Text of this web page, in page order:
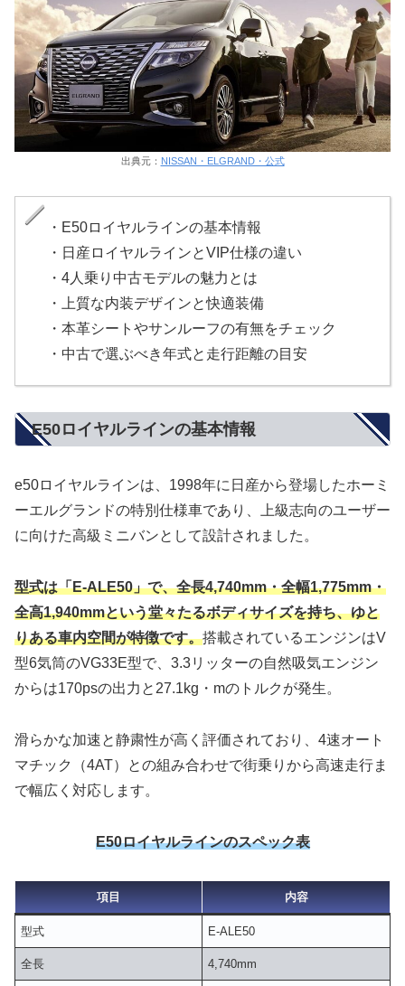
出典元： NISSAN・ELGRAND・公式
・E50ロイヤルラインの基本情報
・日産ロイヤルラインとVIP仕様の違い
・4人乗り中古モデルの魅力とは
・上質な内装デザインと快適装備
・本革シートやサンルーフの有無をチェック
・中古で選ぶべき年式と走行距離の目安
E50ロイヤルラインの基本情報
e50ロイヤルラインは、1998年に日産から登場したホーミ
ーエルグランドの特別仕様車であり、上級志向のユーザー
に向けた高級ミニバンとして設計されました。
型式は「E-ALE50」で、全長4,740mm・全幅1,775mm・
全高1,940mmという堂々たるボディサイズを持ち、ゆと
りある車内空間が特徴です。搭載されているエンジンはV
型6気筒のVG33E型で、3.3リッターの自然吸気エンジン
からは170psの出力と27.1kg・mのトルクが発生。
滑らかな加速と静粛性が高く評価されており、4速オート
マチック（4AT）との組み合わせで街乗りから高速走行ま
で幅広く対応します。
E50ロイヤルラインのスペック表
項目 内容
型式 E-ALE50
全長 4,740mm